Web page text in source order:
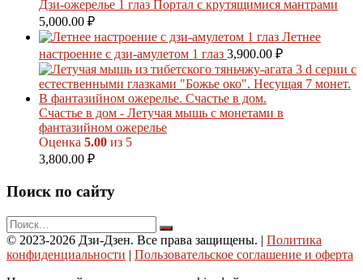
Дзи-ожерелье 1 глаз Портал с крутящимися мантрами
5,000.00 ₽
Летнее
настроение с дзи-амулетом 1 глаз 3,900.00 ₽
Счастье в дом - Летучая мышь с монетами в
фантазийном ожерелье
Оценка 5.00 из 5
3,800.00 ₽
Поиск по сайту
© 2023-2026 Дзи-Дзен. Все права защищены. | Политика
конфиденциальности | Пользовательское соглашение и оферта